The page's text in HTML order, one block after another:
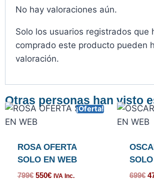
No hay valoraciones aún.
Solo los usuarios registrados que
comprado este producto pueden
valoración.
Otras personas han visto
¡Oferta!
ROSA OFERTA
SOLO EN WEB
799€ 550€ IVA Inc. 699€